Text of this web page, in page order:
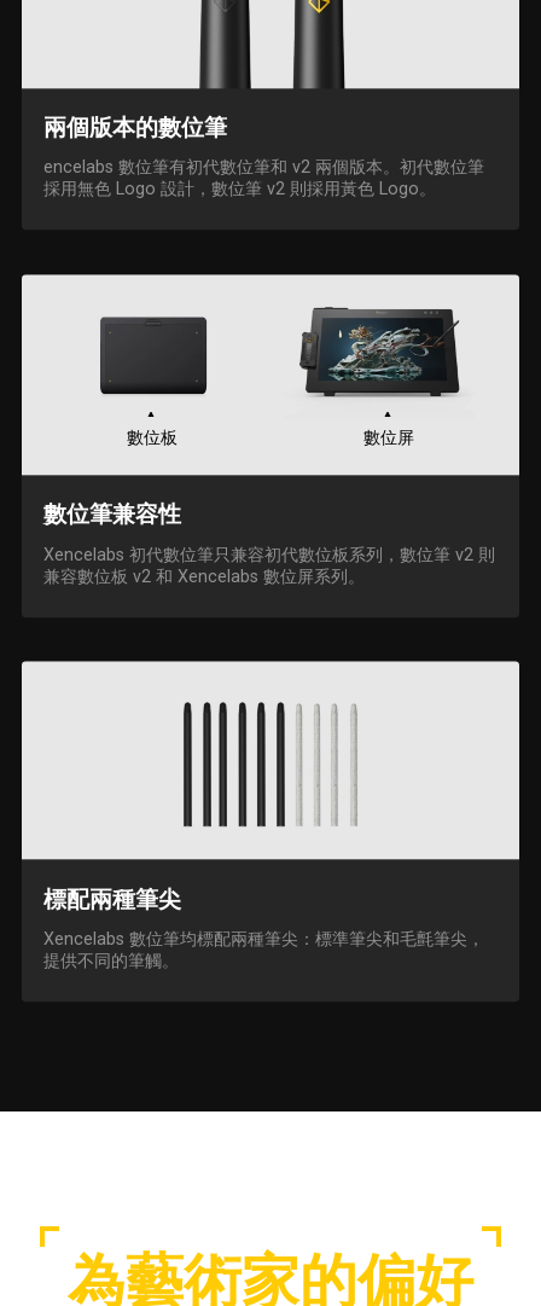
兩個版本的數位筆
encelabs 數位筆有初代數位筆和 v2 兩個版本。初代數位筆
採用無色 Logo 設計，數位筆 v2 則採用黃色 Logo。
數位板 數位屏
數位筆兼容性
Xencelabs 初代數位筆只兼容初代數位板系列，數位筆 v2 則
兼容數位板 v2 和 Xencelabs 數位屏系列。
標配兩種筆尖
Xencelabs 數位筆均標配兩種筆尖：標準筆尖和毛氈筆尖，
提供不同的筆觸。
為藝術家的偏好